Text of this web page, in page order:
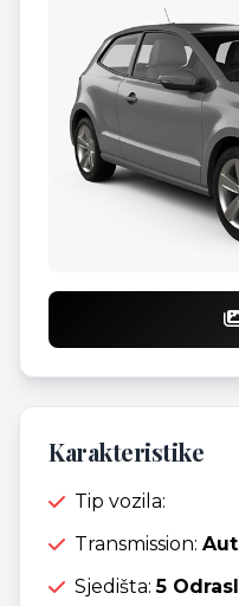
Karakteristike
Tip vozila:
Transmission:
Sjedišta:5